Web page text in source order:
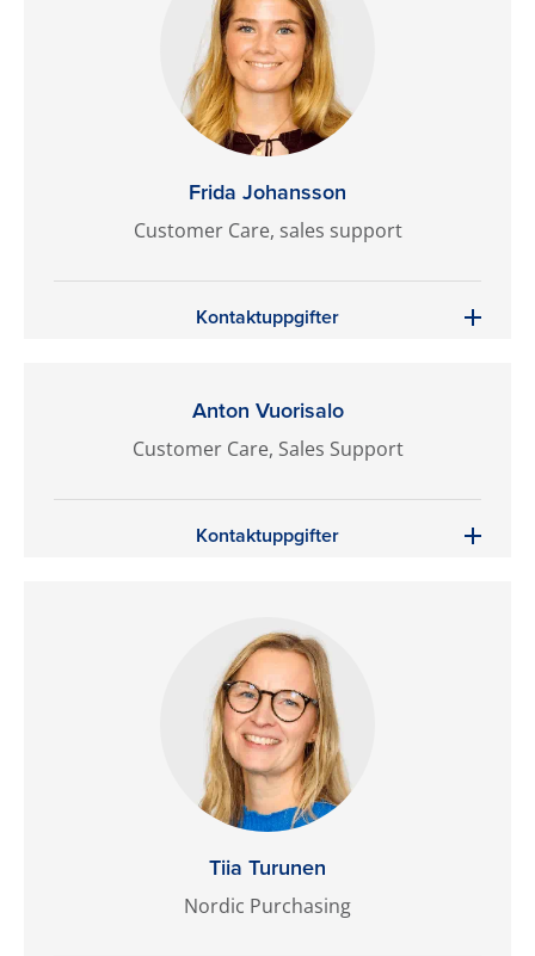
Frida Johansson
Customer Care, sales support
Kontaktuppgifter
Anton Vuorisalo
Customer Care, Sales Support
Kontaktuppgifter
Tiia Turunen
Nordic Purchasing